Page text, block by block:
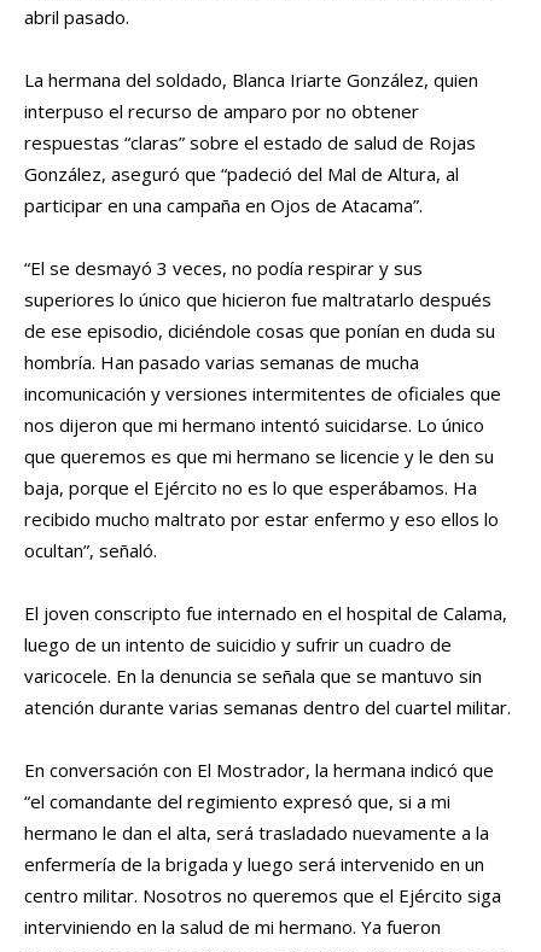
abril pasado.
La hermana del soldado, Blanca Iriarte González, quien
interpuso el recurso de amparo por no obtener
respuestas “claras” sobre el estado de salud de Rojas
González, aseguró que “padeció del Mal de Altura, al
participar en una campaña en Ojos de Atacama”.
“El se desmayó 3 veces, no podía respirar y sus
superiores lo único que hicieron fue maltratarlo después
de ese episodio, diciéndole cosas que ponían en duda su
hombría. Han pasado varias semanas de mucha
incomunicación y versiones intermitentes de oficiales que
nos dijeron que mi hermano intentó suicidarse. Lo único
que queremos es que mi hermano se licencie y le den su
baja, porque el Ejército no es lo que esperábamos. Ha
recibido mucho maltrato por estar enfermo y eso ellos lo
ocultan”, señaló.
El joven conscripto fue internado en el hospital de Calama,
luego de un intento de suicidio y sufrir un cuadro de
varicocele. En la denuncia se señala que se mantuvo sin
atención durante varias semanas dentro del cuartel militar.
En conversación con El Mostrador, la hermana indicó que
“el comandante del regimiento expresó que, si a mi
hermano le dan el alta, será trasladado nuevamente a la
enfermería de la brigada y luego será intervenido en un
centro militar. Nosotros no queremos que el Ejército siga
interviniendo en la salud de mi hermano. Ya fueron